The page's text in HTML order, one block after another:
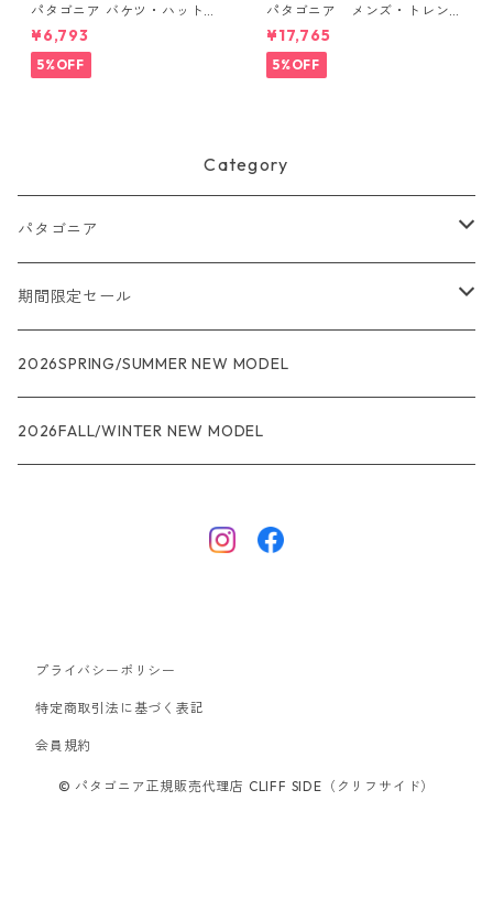
パタゴニア バケツ・ハット 3
3595 Text Logo: Birch Whit
e
¥6,793
5%OFF
パタゴニア メンズ・トレン
トシェル 3L・レイン・パンツ
（ショート） (カラー Black)
Patagonia Men's Torrentshe
ll 3L Rain Pants - Short 日本
¥17,765
5%OFF
Category
パタゴニア
メンズ
R1
ウィメンズ
R1
ジャケット・アウター
スウェットシャツ・フーディ
ボードショーツ
期間限定セール
★★★
レインウェアー
2026SPRING/SUMMER NEW MODEL
2026FALL/WINTER NEW MODEL
プライバシーポリシー
特定商取引法に基づく表記
会員規約
© パタゴニア正規販売代理店 CLIFF SIDE（クリフサイド）